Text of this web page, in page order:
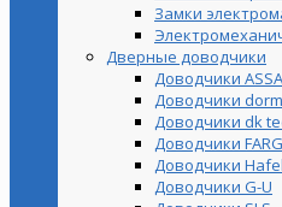
Замки
Дверные доводчики
Доводчики
Доводчики
Доводчики dk
Доводчики
Доводчики
Доводчики G-U